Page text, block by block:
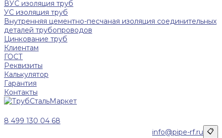
ВУС изоляция труб
УС изоляция труб
Внутренняя цементно-песчаная изоляция соединительных
деталей трубопроводов
Цинкование труб
Клиентам
ГОСТ
Реквизиты
Калькулятор
Гарантия
Контакты
8 499 130 04 68
info@pipe-rf.ru 📋